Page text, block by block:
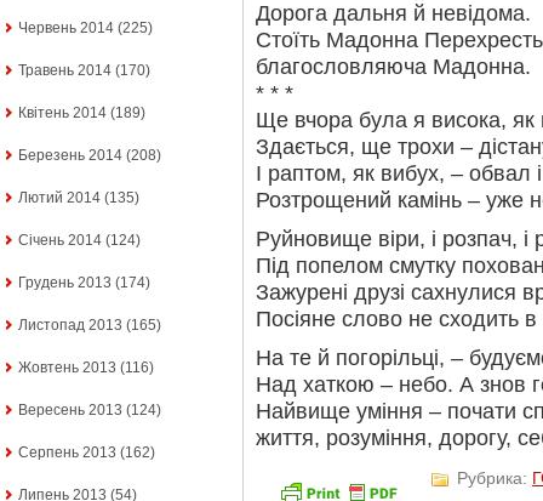
Червень 2014 (225)
Травень 2014 (170)
Квітень 2014 (189)
Березень 2014 (208)
Лютий 2014 (135)
Січень 2014 (124)
Грудень 2013 (174)
Листопад 2013 (165)
Жовтень 2013 (116)
Вересень 2013 (124)
Серпень 2013 (162)
Липень 2013 (54)
Дорога дальня й невідома.
Стоїть Мадонна
благословляюча Мадонна.
* * *
Ще вчора була я висока, як
Здається, ще трохи –
І раптом, як вибух, – обвал
Розтрощений камінь – уже
Руйновище віри, і розпач, і
Під попелом смутку
Зажурені друзі сахнулися
Посіяне слово не сходить
На те й погорільці, –
Над хаткою – небо. А знов
Найвище уміння – почати
життя, розуміння, дорогу,
Рубрика: